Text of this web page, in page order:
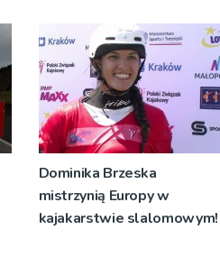
Dominika Brzeska
mistrzynią Europy w
kajakarstwie slalomowym!